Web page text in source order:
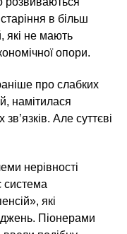
в більш
які не мають
опори.
про слабких
намітилася
Але суттєві
нерівності
система
які
Піонерами